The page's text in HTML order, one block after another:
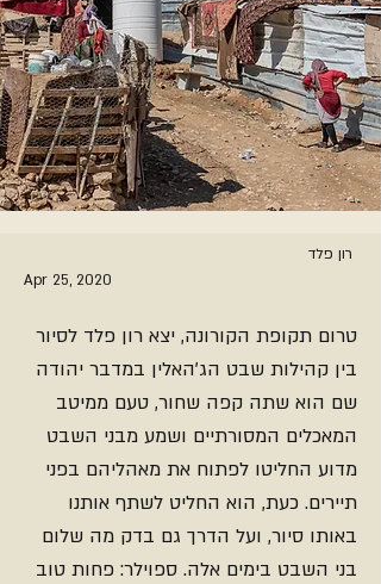
רון פלד
Apr 25, 2020
טרום תקופת הקורונה, יצא רון פלד לסיור
בין קהילות שבט הג'האלין במדבר יהודה
שם הוא שתה קפה שחור, טעם ממיטב
המאכלים המסורתיים ושמע מבני השבט
מדוע החליטו לפתוח את מאהליהם בפני
תיירים. כעת, הוא החליט לשתף אותנו
באותו סיור, ועל הדרך גם בדק מה שלום
בני השבט בימים אלה. ספוילר: פחות טוב